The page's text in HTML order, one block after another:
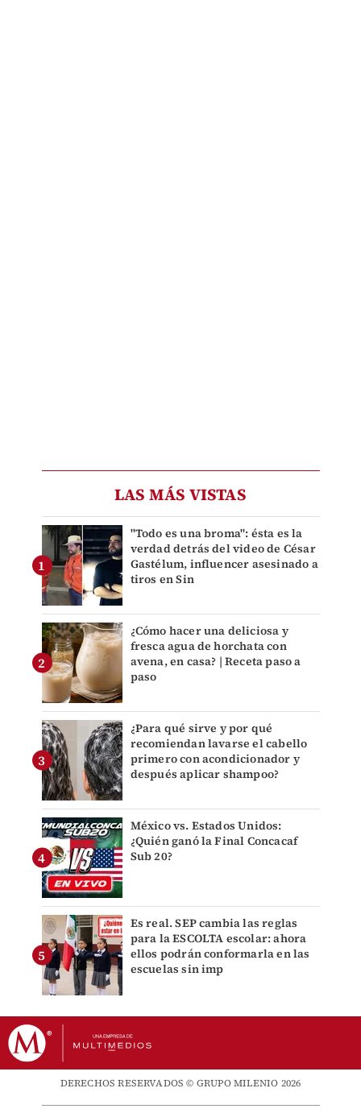
LAS MÁS VISTAS
"Todo es una broma": ésta es la
verdad detrás del video de César
Gastélum, influencer asesinado a
tiros en Sin
¿Cómo hacer una deliciosa y
fresca agua de horchata con
avena, en casa? | Receta paso a
paso
¿Para qué sirve y por qué
recomiendan lavarse el cabello
primero con acondicionador y
después aplicar shampoo?
México vs. Estados Unidos:
¿Quién ganó la Final Concacaf
Sub 20?
Es real. SEP cambia las reglas
para la ESCOLTA escolar: ahora
ellos podrán conformarla en las
escuelas sin imp
DERECHOS RESERVADOS © GRUPO MILENIO 2026